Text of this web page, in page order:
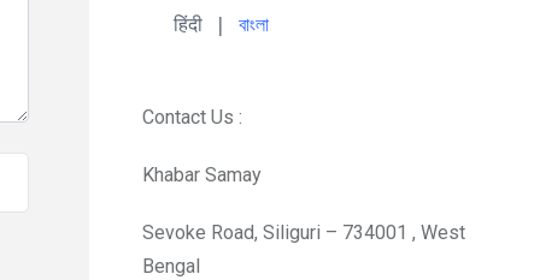
हिंदी | বাংলা
Contact Us :
Khabar Samay
Sevoke Road, Siliguri – 734001 , West
Bengal